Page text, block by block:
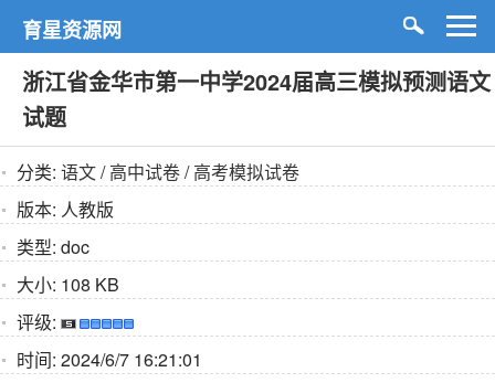
育星资源网
浙江省金华市第一中学2024届高三模拟预测语文
试题
分类: 语文/高中试卷/高考模拟试卷
版本: 人教版
类型: doc
大小: 108 KB
评级:
时间: 2024/6/7 16:21:01